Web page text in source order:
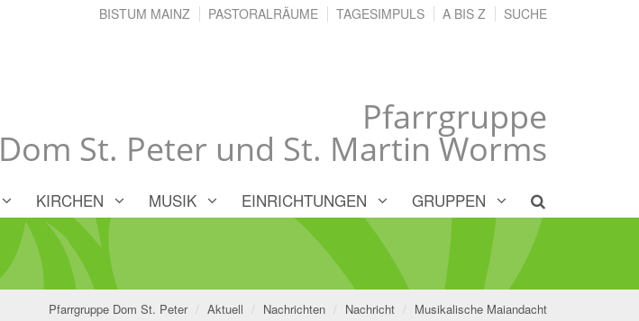
Pfarrgruppe
Dom St. Peter und St. Martin Worms
BISTUM MAINZ PASTORALRÄUME TAGESIMPULS A BIS Z SUCHE
KIRCHEN MUSIK EINRICHTUNGEN GRUPPEN
Pfarrgruppe Dom St. Peter Aktuell Nachrichten Nachricht Musikalische Maiandacht